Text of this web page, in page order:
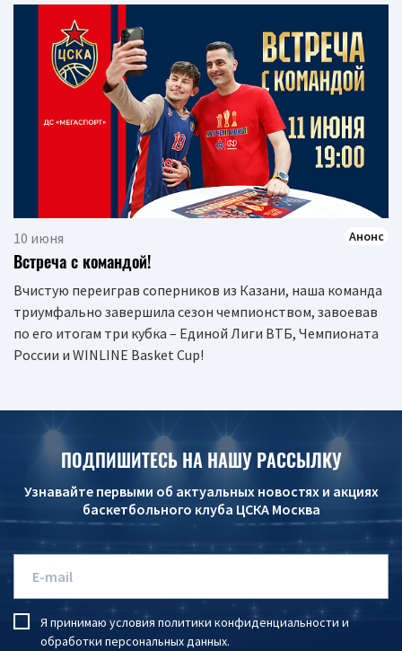
10 июня Анонс
Встреча с командой!
Вчистую переиграв соперников из Казани, наша команда
триумфально завершила сезон чемпионством, завоевав
по его итогам три кубка – Единой Лиги ВТБ, Чемпионата
России и WINLINE Basket Cup!
ПОДПИШИТЕСЬ НА НАШУ РАССЫЛКУ
Узнавайте первыми об актуальных новостях и акциях
баскетбольного клуба ЦСКА Москва
Я принимаю условия политики конфиденциальности и
обработки персональных данных.